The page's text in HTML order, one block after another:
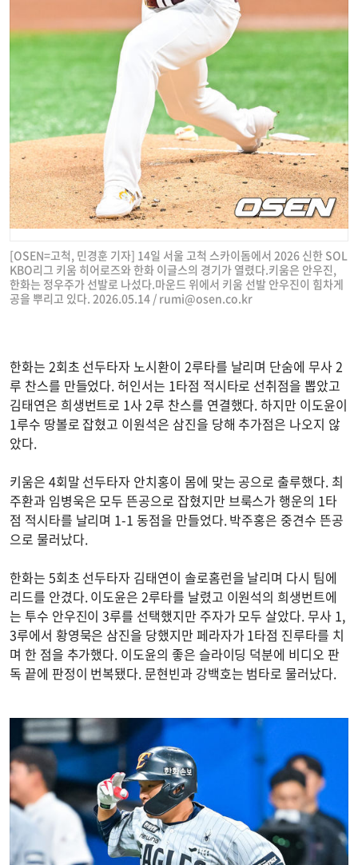
[OSEN=고척, 민경훈 기자] 14일 서울 고척 스카이돔에서 2026 신한 SOL
KBO리그 키움 히어로즈와 한화 이글스의 경기가 열렸다.키움은 안우진,
한화는 정우주가 선발로 나섰다.마운드 위에서 키움 선발 안우진이 힘차게
공을 뿌리고 있다. 2026.05.14 / rumi@osen.co.kr
한화는 2회초 선두타자 노시환이 2루타를 날리며 단숨에 무사 2
루 찬스를 만들었다. 허인서는 1타점 적시타로 선취점을 뽑았고
김태연은 희생번트로 1사 2루 찬스를 연결했다. 하지만 이도윤이
1루수 땅볼로 잡혔고 이원석은 삼진을 당해 추가점은 나오지 않
았다.
키움은 4회말 선두타자 안치홍이 몸에 맞는 공으로 출루했다. 최
주환과 임병욱은 모두 뜬공으로 잡혔지만 브룩스가 행운의 1타
점 적시타를 날리며 1-1 동점을 만들었다. 박주홍은 중견수 뜬공
으로 물러났다.
한화는 5회초 선두타자 김태연이 솔로홈런을 날리며 다시 팀에
리드를 안겼다. 이도윤은 2루타를 날렸고 이원석의 희생번트에
는 투수 안우진이 3루를 선택했지만 주자가 모두 살았다. 무사 1,
3루에서 황영묵은 삼진을 당했지만 페라자가 1타점 진루타를 치
며 한 점을 추가했다. 이도윤의 좋은 슬라이딩 덕분에 비디오 판
독 끝에 판정이 번복됐다. 문현빈과 강백호는 범타로 물러났다.